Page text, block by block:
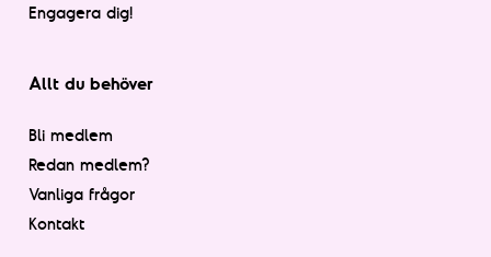
Engagera dig!
Allt du behöver
Bli medlem
Redan medlem?
Vanliga frågor
Kontakt